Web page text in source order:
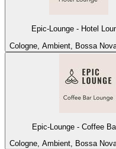
Epic-Lounge - Hotel
Cologne, Ambient, Bossa
Epic-Lounge - Coffee
Cologne, Ambient, Bossa